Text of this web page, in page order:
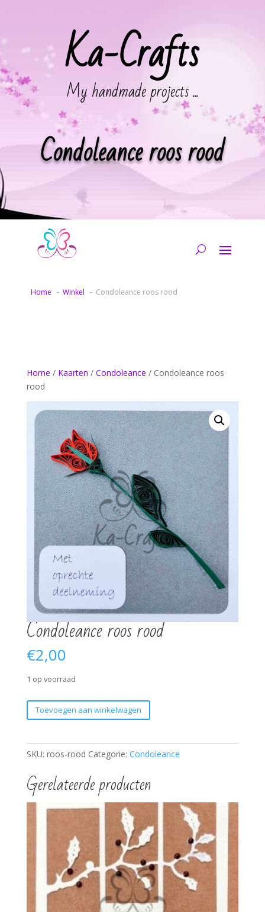
Ka-Crafts
My handmade projects ...
Condoleance roos rood
Home Winkel Condoleance roos rood
Home / Kaarten / Condoleance / Condoleance roos
rood
Condoleance roos rood
€2,00
1 op voorraad
Condoleance
roos
aantal
Toevoegen aan winkelwagen
SKU: roos-rood Categorie: Condoleance
Gerelateerde producten